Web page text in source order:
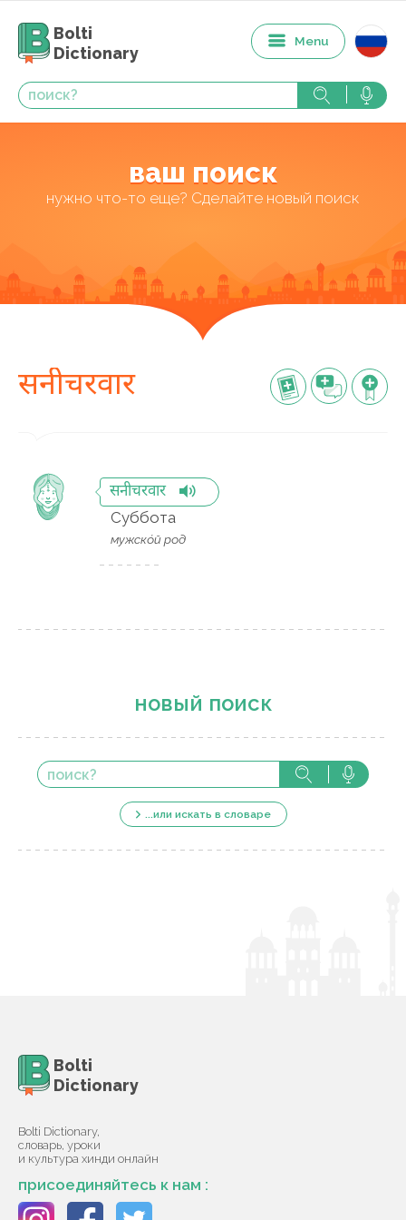
Bolti
Dictionary
Menu
ваш поиск
нужно что-то еще? Сделайте новый поиск
सनीचरवार
सनीचरवार
Суббота
мужско́й род
новый поиск
...или искать в словаре
Bolti
Dictionary
Bolti Dictionary,
словарь, уроки
и культура хинди онлайн
присоединяйтесь к нам :